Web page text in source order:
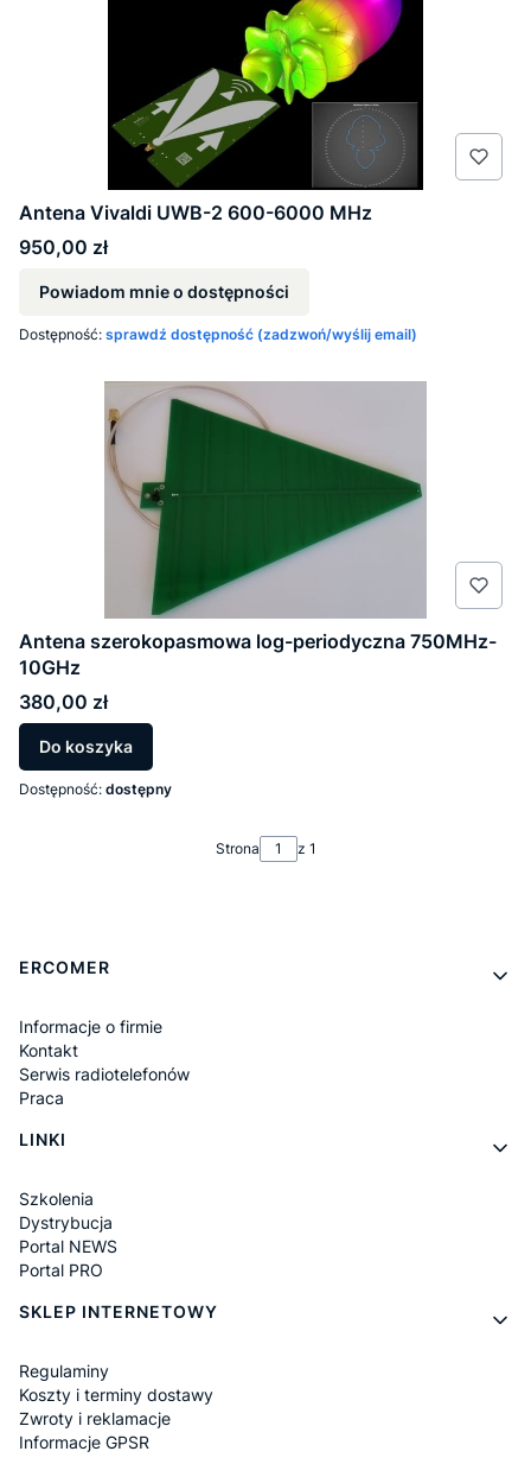
Antena Vivaldi UWB-2 600-6000 MHz
Cena
950,00 zł
Powiadom mnie o dostępności
Dostępność: sprawdź dostępność (zadzwoń/wyślij email)
Antena szerokopasmowa log-periodyczna 750MHz-
10GHz
Cena
380,00 zł
Do koszyka
Dostępność: dostępny
Strona z 1
Linki w stopce
ERCOMER
Informacje o firmie
Kontakt
Serwis radiotelefonów
Praca
LINKI
Szkolenia
Dystrybucja
Portal NEWS
Portal PRO
SKLEP INTERNETOWY
Regulaminy
Koszty i terminy dostawy
Zwroty i reklamacje
Informacje GPSR